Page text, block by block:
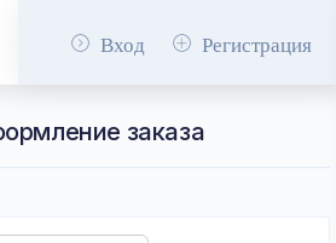
Вход Регистрация
заказа